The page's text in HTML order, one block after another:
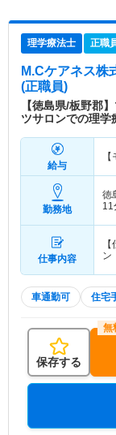
理学療法士 正職
M.Cケアネス株
(正職員)
【徳島県/板野郡
ツサロンでの理学
給与
勤務地
徳
11
仕事内容
ン
車通勤可 住宅
保存する